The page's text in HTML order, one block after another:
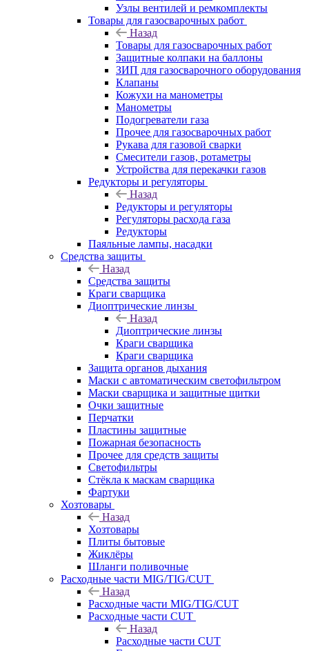
Узлы вентилей и ремкомплекты
Товары для газосварочных работ
Назад
Товары для газосварочных работ
Защитные колпаки на баллоны
ЗИП для газосварочного оборудования
Клапаны
Кожухи на манометры
Манометры
Подогреватели газа
Прочее для газосварочных работ
Рукава для газовой сварки
Смесители газов, ротаметры
Устройства для перекачки газов
Редукторы и регуляторы
Назад
Редукторы и регуляторы
Регуляторы расхода газа
Редукторы
Паяльные лампы, насадки
Средства защиты
Назад
Средства защиты
Краги сварщика
Диоптрические линзы
Назад
Диоптрические линзы
Краги сварщика
Краги сварщика
Защита органов дыхания
Маски с автоматическим светофильтром
Маски сварщика и защитные щитки
Очки защитные
Перчатки
Пластины защитные
Пожарная безопасность
Прочее для средств защиты
Светофильтры
Стёкла к маскам сварщика
Фартуки
Хозтовары
Назад
Хозтовары
Плиты бытовые
Жиклёры
Шланги поливочные
Расходные части MIG/TIG/CUT
Назад
Расходные части MIG/TIG/CUT
Расходные части CUT
Назад
Расходные части CUT